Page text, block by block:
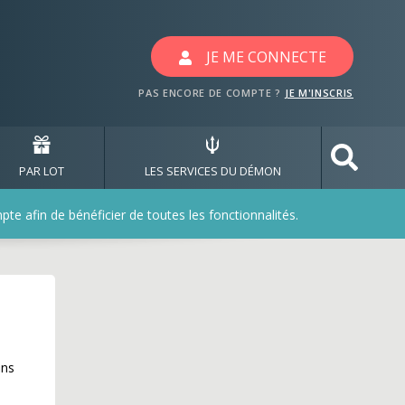
JE ME CONNECTE
PAS ENCORE DE COMPTE ? JE M'INSCRIS
PAR LOT LES SERVICES DU DÉMON
afin de bénéficier de toutes les fonctionnalités.